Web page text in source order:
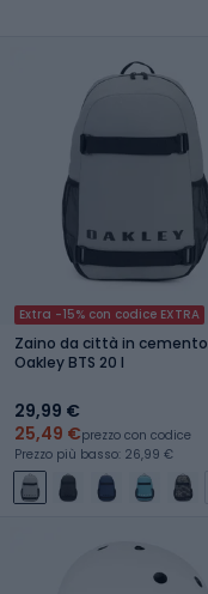
Extra -15% con codice EXTRA
Zaino da città in cemento
Oakley BTS 20 l
29,99 €
25,49 €prezzo con codice
Prezzo più basso: 26,99 €